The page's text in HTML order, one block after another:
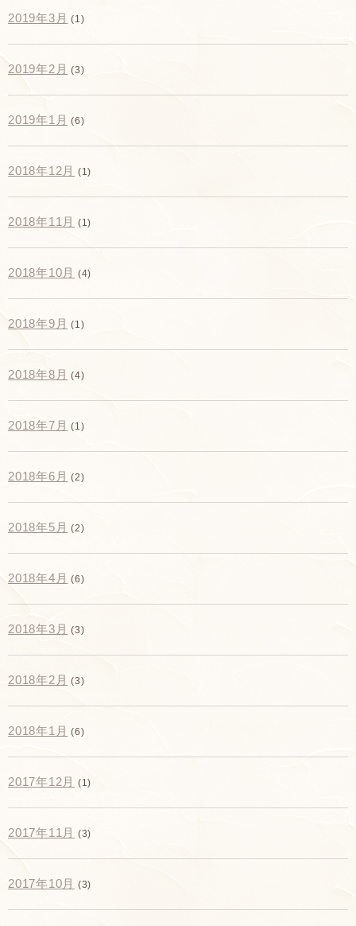
2019年3月 (1)
2019年2月 (3)
2019年1月 (6)
2018年12月 (1)
2018年11月 (1)
2018年10月 (4)
2018年9月 (1)
2018年8月 (4)
2018年7月 (1)
2018年6月 (2)
2018年5月 (2)
2018年4月 (6)
2018年3月 (3)
2018年2月 (3)
2018年1月 (6)
2017年12月 (1)
2017年11月 (3)
2017年10月 (3)